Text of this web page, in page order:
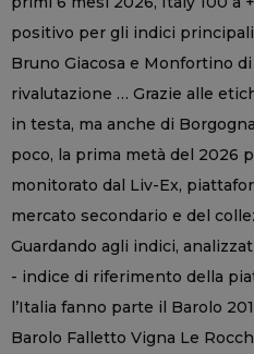
positivo per gli indici
Bruno Giacosa e Monfortino
rivalutazione … Grazie alle
in testa, ma anche di
poco, la prima metà del 2026
monitorato dal Liv-Ex,
mercato secondario e del
Guardando agli indici,
- indice di riferimento della
l’Italia fanno parte il Barolo
Barolo Falletto Vigna Le